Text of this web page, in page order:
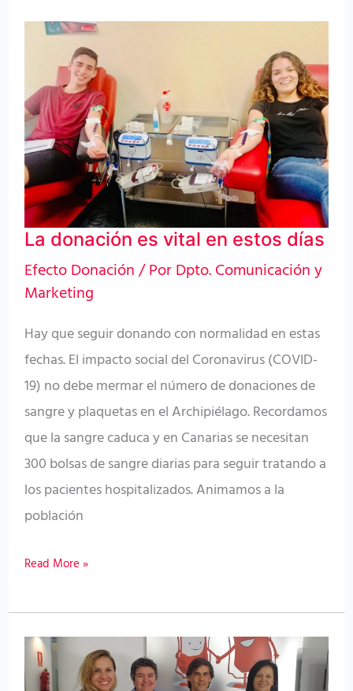
La donación es vital en estos días
Efecto Donación/ PorDpto. Comunicación y
Marketing
Hay que seguir donando con normalidad en estas
fechas. El impacto social del Coronavirus (COVID-
19) no debe mermar el número de donaciones de
sangre y plaquetas en el Archipiélago. Recordamos
que la sangre caduca y en Canarias se necesitan
300 bolsas de sangre diarias para seguir tratando a
los pacientes hospitalizados. Animamos a la
población
donación
vital
en
estos
días
Read More »
El
ICHH